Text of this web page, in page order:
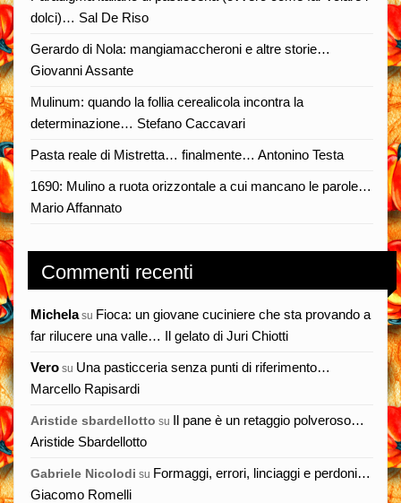
dolci)… Sal De Riso
Gerardo di Nola: mangiamaccheroni e altre storie…
Giovanni Assante
Mulinum: quando la follia cerealicola incontra la
determinazione… Stefano Caccavari
Pasta reale di Mistretta… finalmente… Antonino Testa
1690: Mulino a ruota orizzontale a cui mancano le parole…
Mario Affannato
Commenti recenti
Michelasu Fioca: un giovane cuciniere che sta provando a
far rilucere una valle… Il gelato di Juri Chiotti
Vero su Una pasticceria senza punti di riferimento…
Marcello Rapisardi
Aristide sbardellotto su Il pane è un retaggio polveroso…
Aristide Sbardellotto
Gabriele Nicolodi su Formaggi, errori, linciaggi e perdoni…
Giacomo Romelli